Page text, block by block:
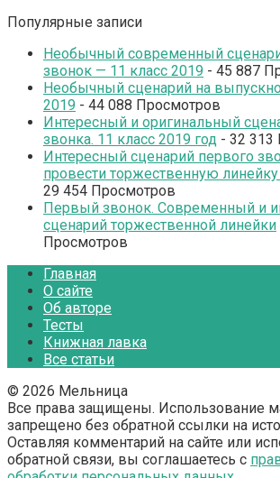
Популярные записи
Необычный современный
звонок — 11 класс 2019 - 45 887
Необычный сценарий на
2019 - 44 088 Просмотров
Интересный и оригинальный
звонка. 11 класс 2019 год - 32 313
Интересный сценарий первого
провести торжественную
29 454 Просмотров
Первый звонок. Современный и
сценарий торжественной линейки
Просмотров
Главная
О сайте
Об авторе
Тесты
Книжная лавка
Все статьи
© 2026 Мельница
Все права защищены. Использование
запрещено без обратной ссылки на
Оставляя комментарий на сайте или
обратной связи, вы соглашаетесь с